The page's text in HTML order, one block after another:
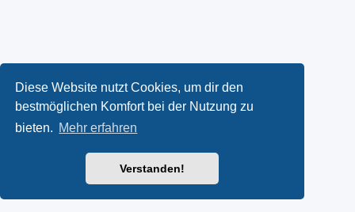
Diese Website nutzt Cookies, um dir den
bestmöglichen Komfort bei der Nutzung zu
bieten. Mehr erfahren
Verstanden!